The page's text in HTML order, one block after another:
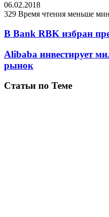
06.02.2018
329 Время чтения меньше
В Bank RBK избран
Alibaba инвестирует
рынок
Статьи по Теме